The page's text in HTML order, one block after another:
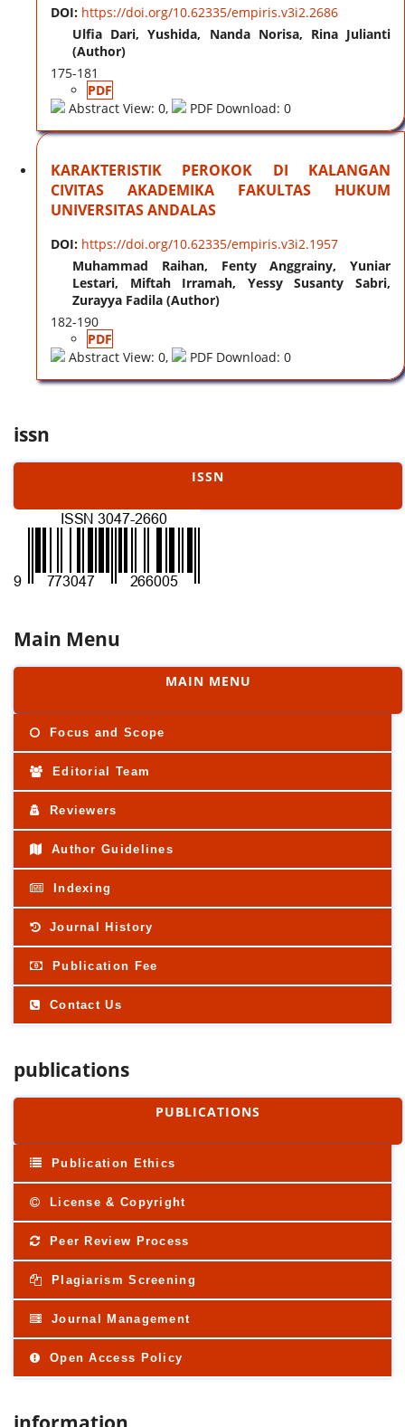
DOI: https://doi.org/10.62335/empiris.v3i2.2686
Ulfia Dari, Yushida, Nanda Norisa, Rina Julianti
(Author)
175-181
PDF
Abstract View: 0,
PDF Download: 0
KARAKTERISTIK PEROKOK DI KALANGAN
CIVITAS AKADEMIKA FAKULTAS HUKUM
UNIVERSITAS ANDALAS
DOI: https://doi.org/10.62335/empiris.v3i2.1957
Muhammad Raihan, Fenty Anggrainy, Yuniar
Lestari, Miftah Irramah, Yessy Susanty Sabri,
Zurayya Fadila (Author)
182-190
PDF
Abstract View: 0,
PDF Download: 0
issn
ISSN
Main Menu
MAIN MENU
Focus and Scope
Editorial Team
Reviewers
Author Guidelines
Indexing
Journal History
Publication Fee
Contact Us
publications
PUBLICATIONS
Publication Ethics
License & Copyright
Peer Review Process
Plagiarism Screening
Journal Management
Open Access Policy